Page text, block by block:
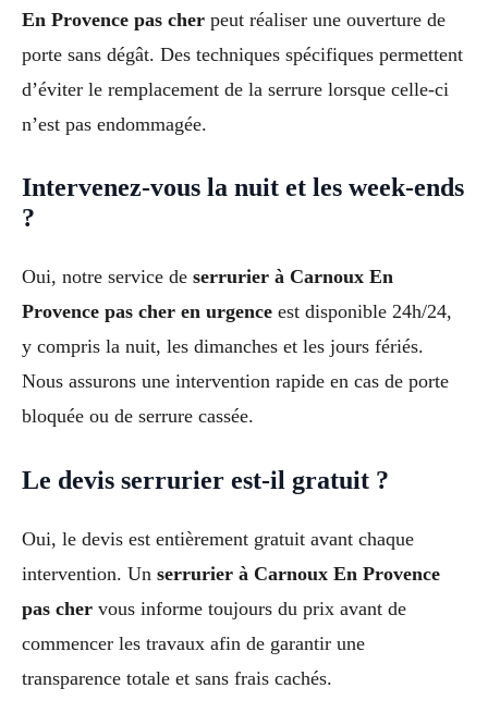
En Provence pas cher peut réaliser une ouverture de
porte sans dégât. Des techniques spécifiques permettent
d’éviter le remplacement de la serrure lorsque celle-ci
n’est pas endommagée.
Intervenez-vous la nuit et les week-ends
?
Oui, notre service de serrurier à Carnoux En
Provence pas cher en urgence est disponible 24h/24,
y compris la nuit, les dimanches et les jours fériés.
Nous assurons une intervention rapide en cas de porte
bloquée ou de serrure cassée.
Le devis serrurier est-il gratuit ?
Oui, le devis est entièrement gratuit avant chaque
intervention. Un serrurier à Carnoux En Provence
pas cher vous informe toujours du prix avant de
commencer les travaux afin de garantir une
transparence totale et sans frais cachés.